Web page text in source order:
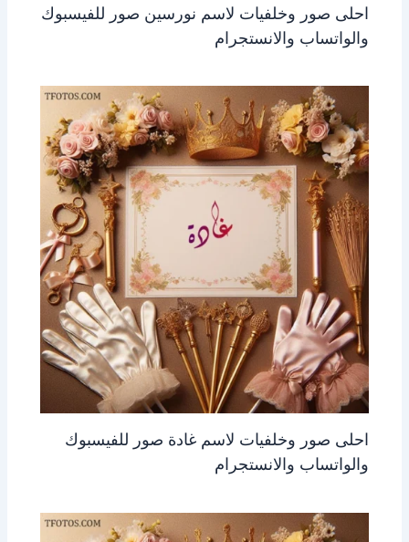
احلى صور وخلفيات لاسم نورسين صور للفيسبوك
والواتساب والانستجرام
احلى صور وخلفيات لاسم غادة صور للفيسبوك
والواتساب والانستجرام